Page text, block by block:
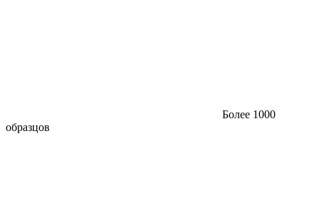
Более 1000
образцов